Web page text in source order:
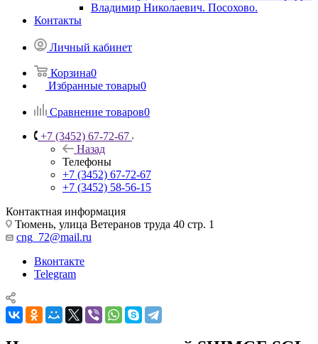
Владимир Николаевич. Посохово.
Контакты
Личный кабинет
Корзина0
Избранные товары0
Сравнение товаров0
+7 (3452) 67-72-67
Назад
Телефоны
+7 (3452) 67-72-67
+7 (3452) 58-56-15
Контактная информация
Тюмень, улица Ветеранов труда 40 стр. 1
cng_72@mail.ru
Вконтакте
Telegram